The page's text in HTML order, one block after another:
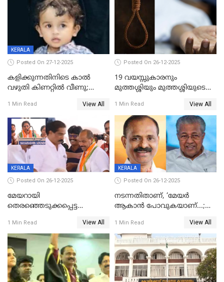
KERALA
Posted On 27-12-2025
കളിക്കുന്നതിനിടെ കാൽ
വഴുതി കിണറ്റിൽ വീണു;
ദാരുണാന്ത്യം
1 Min Read View All
Posted On 26-12-2025
19 വയസ്സുകാരനും
മുത്തശ്ശിയും മുത്തശ്ശിയുടെ
മരിച്ചനിലയിൽ
1 Min Read View All
KERALA
Posted On 26-12-2025
മേയറായി
തെരഞ്ഞെടുക്കപ്പെട്ട
ആദ്യ വോട്ട് അസാധു; കണ്ണൂർ
ഡെപ്യൂട്ടി മേയർ സ്ഥാനത്ത്
താഹിറിന് വിജയം
1 Min Read View All
KERALA
Posted On 26-12-2025
നടന്നതിതാണ്, ‘മേയർ
ആകാൻ പോവുകയാണ്...;
മുഖ്യമന്ത്രിയുടെ ഓഫീസ്
തന്നെ വിശദീകരിയ്ക്കുന്നു;
സത്യമിതാണ്
1 Min Read View All